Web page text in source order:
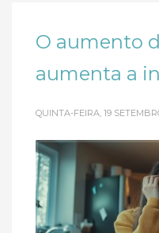
O aumento
aumenta a
QUINTA-FEIRA, 19